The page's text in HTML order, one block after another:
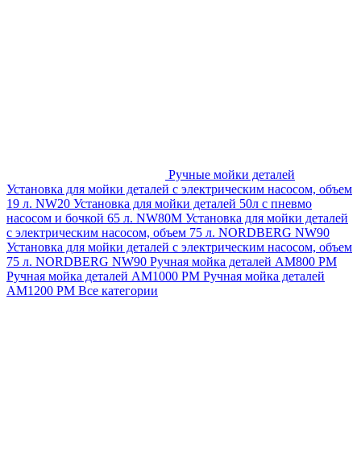
Ручные мойки деталей
Установка для мойки деталей с электрическим насосом, объем
19 л. NW20 Установка для мойки деталей 50л с пневмо
насосом и бочкой 65 л. NW80M Установка для мойки деталей
с электрическим насосом, объем 75 л. NORDBERG NW90
Установка для мойки деталей с электрическим насосом, объем
75 л. NORDBERG NW90 Ручная мойка деталей АМ800 РМ
Ручная мойка деталей АМ1000 РМ Ручная мойка деталей
АМ1200 РМ Все категории